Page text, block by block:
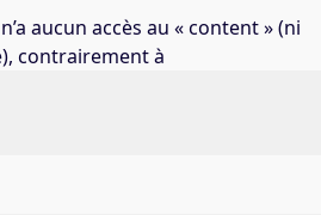
aucun accès au « content » (ni
contrairement à